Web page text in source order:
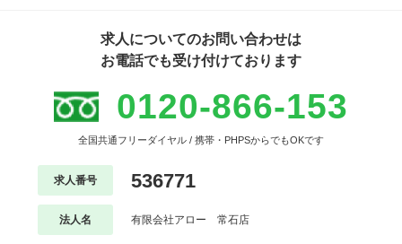
求人についてのお問い合わせは
お電話でも受け付けております
0120-866-153
全国共通フリーダイヤル / 携帯・PHPSからでもOKです
求人番号 536771
法人名 有限会社アロー 常石店